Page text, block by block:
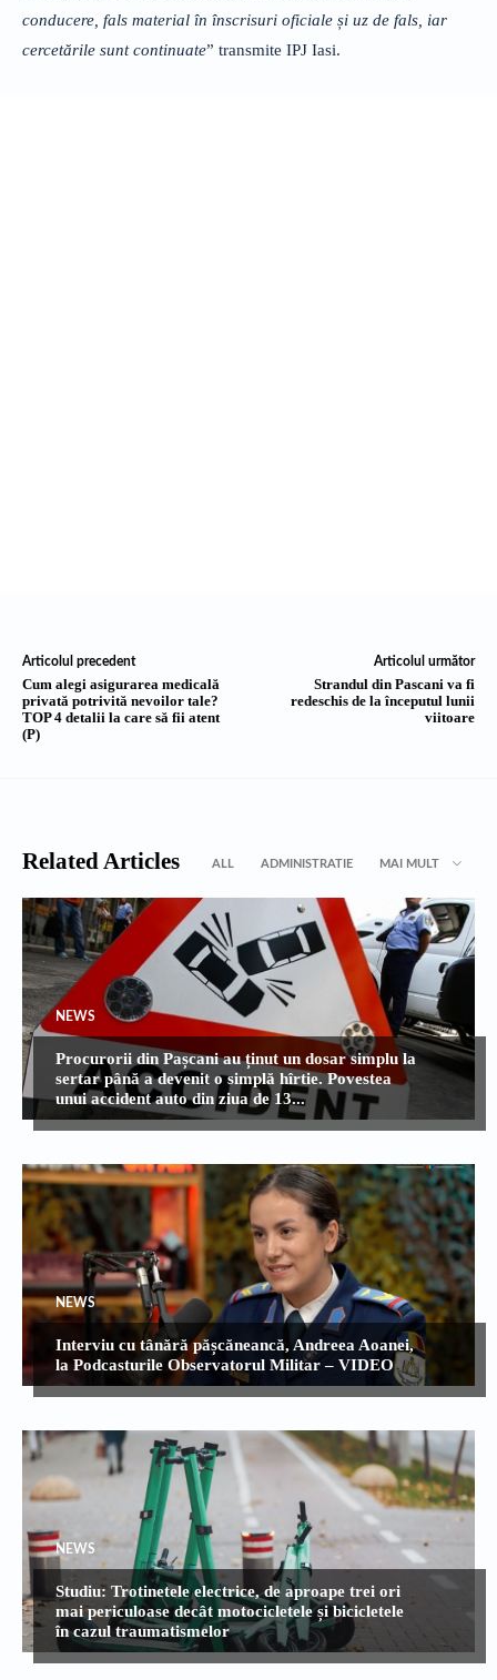
conducere, fals material în înscrisuri oficiale și uz de fals, iar
cercetările sunt continuate” transmite IPJ Iasi.
Articolul precedent
Cum alegi asigurarea medicală
privată potrivită nevoilor tale?
TOP 4 detalii la care să fii atent
(P)
Articolul următor
Strandul din Pascani va fi
redeschis de la începutul lunii
viitoare
Related Articles ALL ADMINISTRATIE MAI MULT
NEWS
Procurorii din Pașcani au ținut un dosar simplu la
sertar până a devenit o simplă hîrtie. Povestea
unui accident auto din ziua de 13...
NEWS
Interviu cu tânără pășcăneancă, Andreea Aoanei,
la Podcasturile Observatorul Militar – VIDEO
NEWS
Studiu: Trotinetele electrice, de aproape trei ori
mai periculoase decât motocicletele și bicicletele
în cazul traumatismelor